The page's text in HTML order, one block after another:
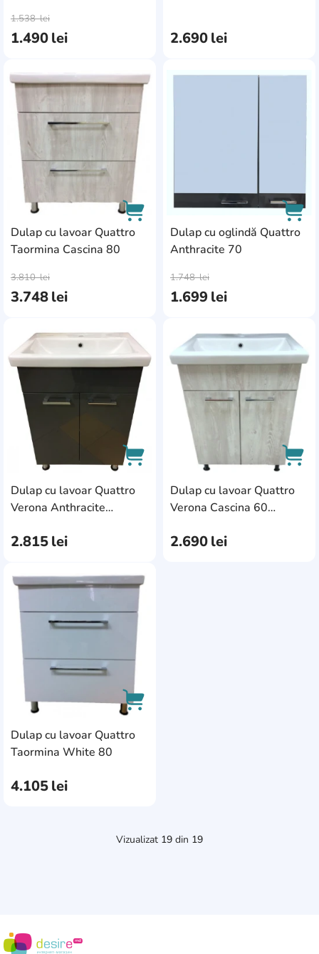
1.490lei
1.538lei
2.690lei
Dulap cu lavoar Quattro
Taormina Cascina 80
3.748lei
3.810lei
AddCardToFavourite
Dulap cu oglindă Quattro
Anthracite 70
1.699 lei
1.748lei
Dulap cu lavoar Quattro
Verona Anthracite
2.815lei
AddCardToFavourite
AddCardToCart
Dulap cu lavoar Quattro
Verona Cascina 60
2.690lei
Dulap cu lavoar Quattro
Taormina White 80
4.105lei
AddCardToFavourite
Vizualizat 19 din 19